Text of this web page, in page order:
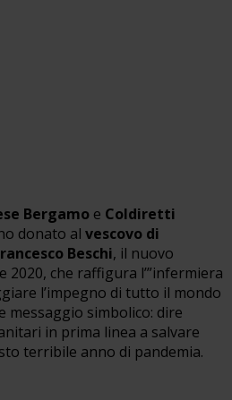
Bergamo e Coldiretti
donato al vescovo di
Beschi, il nuovo
2020, che raffigura l’”infermiera
l’impegno di tutto il mondo
messaggio simbolico: dire
in prima linea a salvare
terribile anno di pandemia.